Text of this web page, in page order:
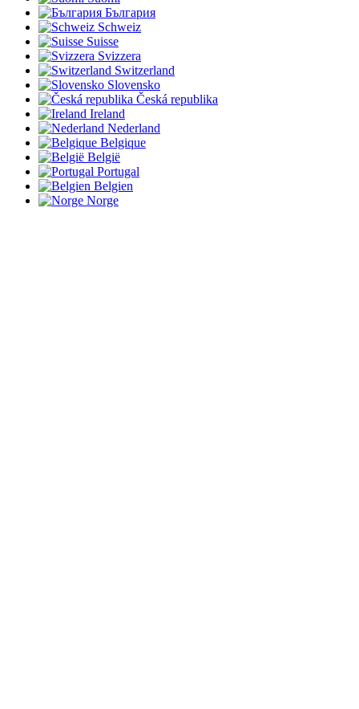
България
Schweiz
Suisse
Svizzera
Switzerland
Slovensko
Česká republika
Ireland
Nederland
Belgique
België
Portugal
Belgien
Norge